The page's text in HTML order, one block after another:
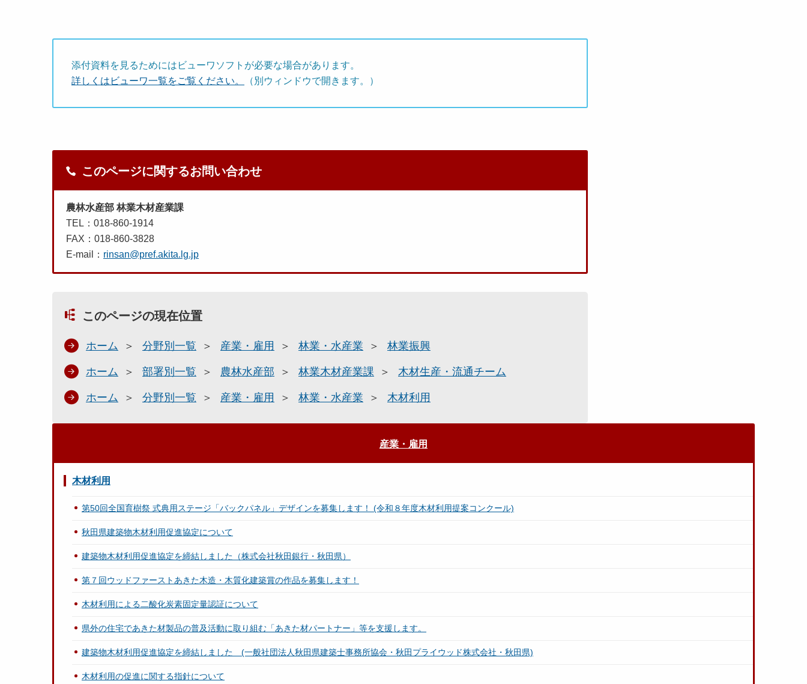
添付資料を見るためにはビューワソフトが必要な場合があります。
詳しくはビューワ一覧をご覧ください。
（別ウィンドウで開きます。）
このページに関するお問い合わせ
農林水産部 林業木材産業課
TEL：018-860-1914
FAX：018-860-3828
E-mail： rinsan@pref.akita.lg.jp
このページの現在位置
ホーム 分野別一覧 産業・雇用 林業・水産業 林業振興
ホーム 部署別一覧 農林水産部 林業木材産業課 木材生産・流通チーム
ホーム 分野別一覧 産業・雇用 林業・水産業 木材利用
産業・雇用
木材利用
第50回全国育樹祭 式典用ステージ「バックパネル」デザインを募集します！ (令和８年度木材利用提案コンクール)
秋田県建築物木材利用促進協定について
建築物木材利用促進協定を締結しました（株式会社秋田銀行・秋田県）
第７回ウッドファーストあきた木造・木質化建築賞の作品を募集します！
木材利用による二酸化炭素固定量認証について
県外の住宅であきた材製品の普及活動に取り組む「あきた材パートナー」等を支援します。
建築物木材利用促進協定を締結しました (一般社団法人秋田県建築士事務所協会・秋田プライウッド株式会社・秋田県)
木材利用の促進に関する指針について